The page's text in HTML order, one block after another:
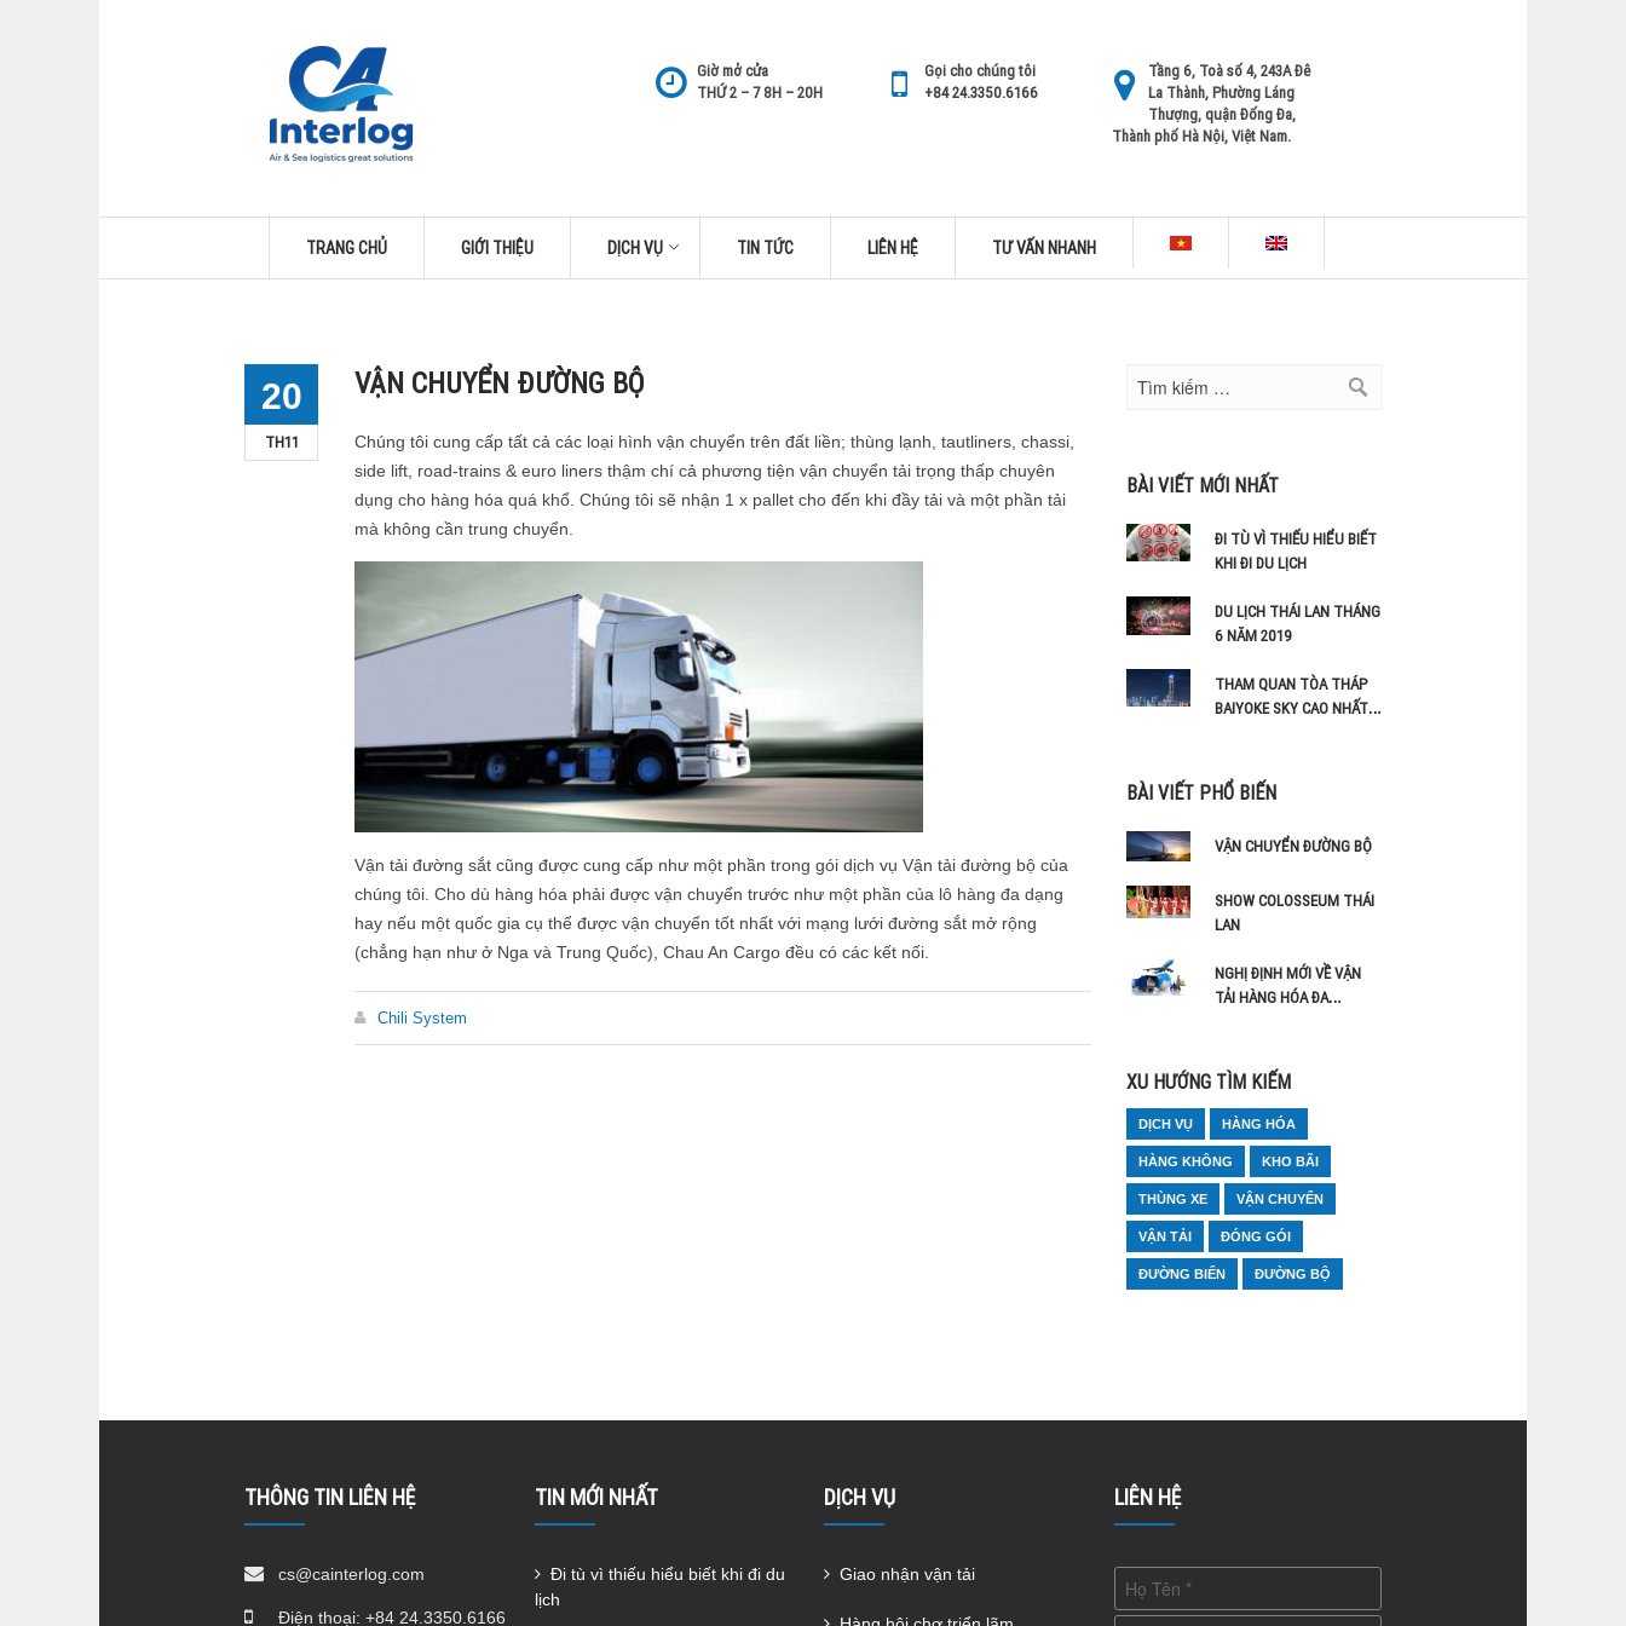
Giờ mở cửa
THỨ 2 – 7 8H – 20H
Gọi cho chúng tôi
+84 24.3350.6166
Tầng 6, Toà số 4, 243A Đê
La Thành, Phường Láng
Thượng, quận Đống Đa,
Thành phố Hà Nội, Việt Nam.
TRANG CHỦ GIỚI THIỆU DỊCH VỤ TIN TỨC LIÊN HỆ TƯ VẤN NHANH
20
TH11
VẬN CHUYỂN ĐƯỜNG BỘ
Chúng tôi cung cấp tất cả các loại hình vận chuyển trên đất liền; thùng lạnh, tautliners, chassi,
side lift, road-trains & euro liners thậm chí cả phương tiện vận chuyển tải trọng thấp chuyên
dụng cho hàng hóa quá khổ. Chúng tôi sẽ nhận 1 x pallet cho đến khi đầy tải và một phần tải
mà không cần trung chuyển.
Vận tải đường sắt cũng được cung cấp như một phần trong gói dịch vụ Vận tải đường bộ của
chúng tôi. Cho dù hàng hóa phải được vận chuyển trước như một phần của lô hàng đa dạng
hay nếu một quốc gia cụ thể được vận chuyển tốt nhất với mạng lưới đường sắt mở rộng
(chẳng hạn như ở Nga và Trung Quốc), Chau An Cargo đều có các kết nối.
Chili System
BÀI VIẾT MỚI NHẤT
ĐI TÙ VÌ THIẾU HIỂU BIẾT
KHI ĐI DU LỊCH
DU LỊCH THÁI LAN THÁNG
6 NĂM 2019
THAM QUAN TÒA THÁP
BAIYOKE SKY CAO NHẤT
BÀI VIẾT PHỔ BIẾN
VẬN CHUYỂN ĐƯỜNG BỘ
SHOW COLOSSEUM THÁI
LAN
NGHỊ ĐỊNH MỚI VỀ VẬN
TẢI HÀNG HÓA ĐA
XU HƯỚNG TÌM KIẾM
DỊCH VỤ HÀNG HÓA
HÀNG KHÔNG KHO BÃI
THÙNG XE VẬN CHUYỂN
VẬN TẢI ĐÓNG GÓI
ĐƯỜNG BIỂN ĐƯỜNG BỘ
THÔNG TIN LIÊN HỆ
cs@cainterlog.com
Điện thoại: +84 24.3350.6166
TIN MỚI NHẤT
Đi tù vì thiếu hiểu biết khi đi du
lịch
DỊCH VỤ
Giao nhận vận tải
LIÊN HỆ